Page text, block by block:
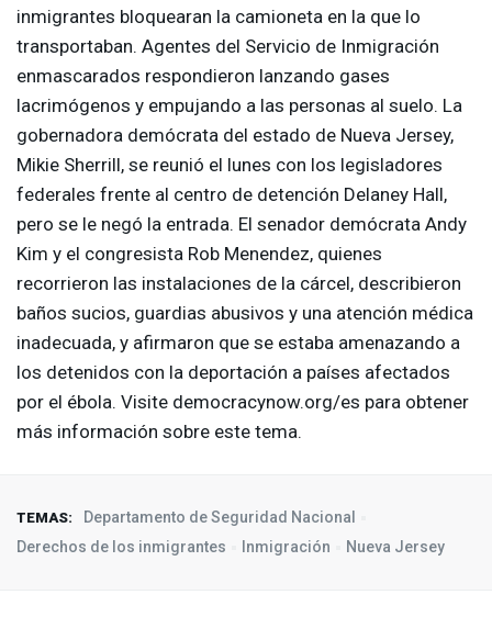
inmigrantes bloquearan la camioneta en la que lo
transportaban. Agentes del Servicio de Inmigración
enmascarados respondieron lanzando gases
lacrimógenos y empujando a las personas al suelo. La
gobernadora demócrata del estado de Nueva Jersey,
Mikie Sherrill, se reunió el lunes con los legisladores
federales frente al centro de detención Delaney Hall,
pero se le negó la entrada. El senador demócrata Andy
Kim y el congresista Rob Menendez, quienes
recorrieron las instalaciones de la cárcel, describieron
baños sucios, guardias abusivos y una atención médica
inadecuada, y afirmaron que se estaba amenazando a
los detenidos con la deportación a países afectados
por el ébola. Visite democracynow.org/es para obtener
más información sobre este tema.
TEMAS:
Departamento de Seguridad Nacional
Derechos de los inmigrantes
Inmigración Nueva Jersey